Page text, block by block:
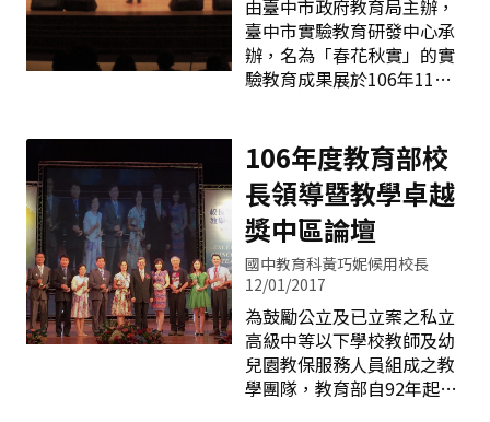
校的市立光復國民中小學則
是以「智慧農村i學習，行動
創客在光復」為主題，將行
動學習結合環境教育與創客
利用APP與教育雲學習資
源，進行行動探究與問題解
決，展現
動，期盼透過「以風箏翔空
象徵將愛與希望放飛 拒絕毒
品 迎向彩色人生」積極落實
反毒宣導，與民眾一同打擊
磚引玉，讓市民更加了解毒
品的危害，並引起更多民眾
的關注及民間的力量，共同
築起一道守護校園反毒之牆
籬。當天，來自臺中市近
900名市民，攜家帶眷共同
參與這場反毒活動，活動在
競技風箏的精采演出後，隨
著市民的掌聲下完美落幕。
此外，為強化校園反毒牆籬
暨反毒觀念扎根，教育局配
合國教署「結合國民中、小
由臺中市政府教育局主辦，
臺中市實驗教育研發中心承
辦，名為「春花秋實」的實
驗教育成果展於106年11月4
構、自學團體以及自學生參
與發表，主要目的在展示臺
中市實驗教育成果，以提升
臺中競爭力及打造以學生為
中心的教育模式。 此次
成果展分為動態表演、靜態
資料展示及海報說明。活動
由動態展及靜態資料展示揭
開序幕，內容為實驗教育單
位各具特色的學習成果展演
及學生學習歷程展示，如中
106年度教育部校
長領導暨教學卓越
獎中區論壇
國中教育科黃巧妮候用校長
12/01/2017
為鼓勵公立及已立案之私立
高級中等以下學校教師及幼
兒園教保服務人員組成之教
學團隊，教育部自92年起設